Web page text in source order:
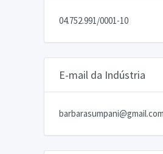
04.752.991/0001-10
E-mail da Indústria
barbarasumpani@gmail.com